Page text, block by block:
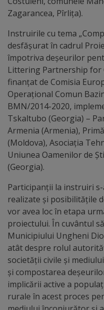
de
Excelență
Ungheniul
turistic
Obiective
turistice
Sculpturi
(harta
sculpturilor)
Monumente
Personalități
marcante
Sportivi
Zagarancea, Pîrlița).
Instruirile cu tema
desfășurat în cadrul
împotriva deșeurilor
Littering Partnership for
finanțat de Comisia
Operațional Comun
BMN/2014-2020,
Tskaltubo (Georgia) –
Armenia (Armenia),
(Moldova), Asociația
Uniunea Oamenilor de
(Georgia).
Participanții la instruiri
realizate și posibilitățile
vor avea loc în etapa
proiectului. În cuvântul
Municipiului Ungheni
atât despre rolul
societății civile și
și compostarea
implicării active a
rurale în acest proces